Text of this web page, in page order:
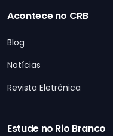
Acontece no CRB
Blog
Notícias
Revista Eletrônica
Estude no Rio Branco